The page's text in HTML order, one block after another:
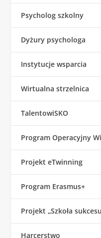
Psycholog szkolny
Dyżury psychologa
Instytucje wsparcia
Wirtualna strzelnica
TalentowiSKO
Program Operacyjny
Projekt eTwinning
Program Erasmus+
Projekt „Szkoła
Harcerstwo